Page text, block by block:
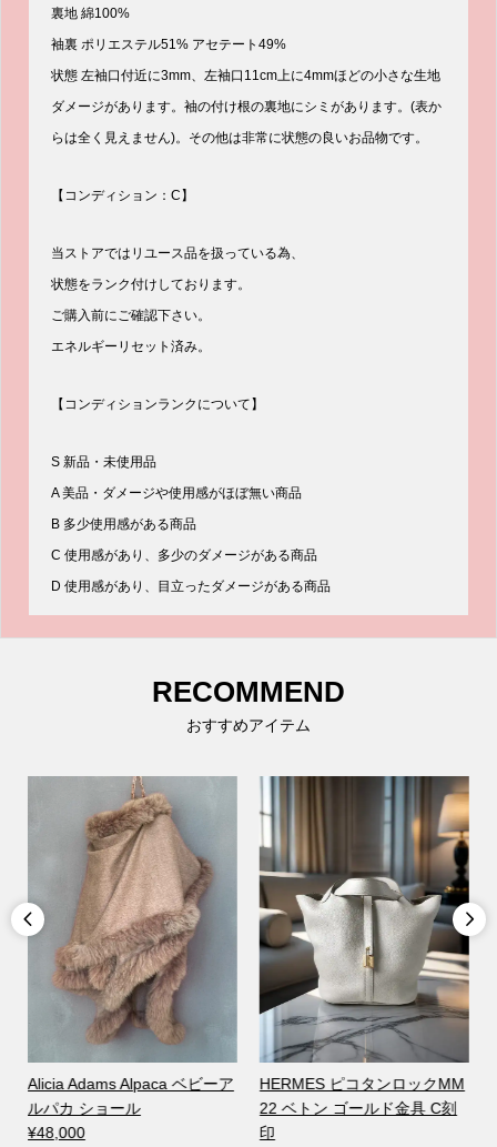
裏地 綿100%
袖裏 ポリエステル51% アセテート49%
状態 左袖口付近に3mm、左袖口11cm上に4mmほどの小さな生地
ダメージがあります。袖の付け根の裏地にシミがあります。(表か
らは全く見えません)。その他は非常に状態の良いお品物です。
【コンディション：C】
当ストアではリユース品を扱っている為、
状態をランク付けしております。
ご購入前にご確認下さい。
エネルギーリセット済み。
【コンディションランクについて】
S 新品・未使用品
A 美品・ダメージや使用感がほぼ無い商品
B 多少使用感がある商品
C 使用感があり、多少のダメージがある商品
D 使用感があり、目立ったダメージがある商品
RECOMMEND
おすすめアイテム

Alicia Adams Alpaca ベビーア
ルパカ ショール
¥48,000
HERMES ピコタンロックMM
22 ベトン ゴールド金具 C刻
印
